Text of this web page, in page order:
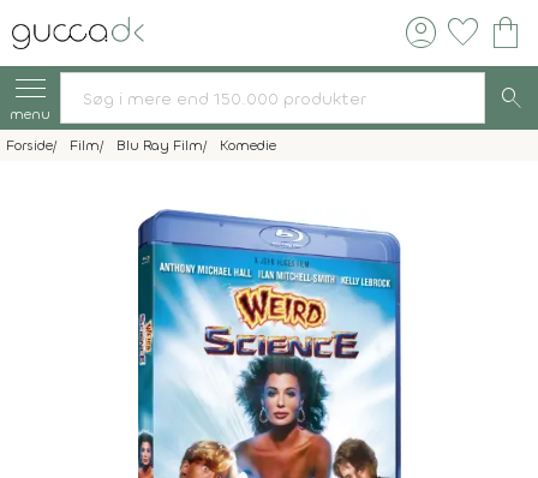
account_circle favorite shopping_bag
menu search
Forside Film Blu Ray Film Komedie